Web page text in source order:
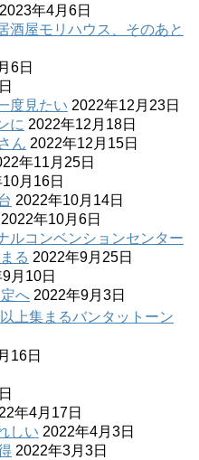
2023年4月6日
酒屋モリハウス、そのあと
6日
度見たい 2022年12月23日
に 2022年12月18日
ん 2022年12月15日
年11月25日
月16日
2022年10月14日
2022年10月6日
ルコンベンションセンター
る 2022年9月25日
月10日
へ 2022年9月3日
上集まるバンタットーン
16日
年4月17日
しい 2022年4月3日
2022年3月3日